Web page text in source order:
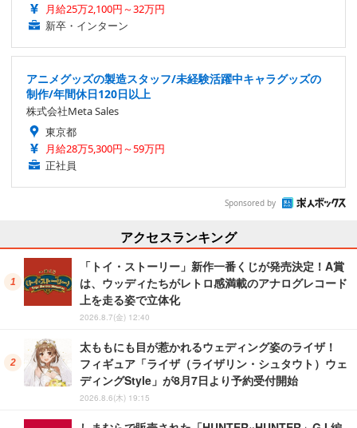
月給25万2,100円～32万円
新卒・インターン
アニメグッズの製造スタッフ/未経験活躍中キャラグッズの
制作/年間休日120日以上
株式会社Meta Sales
東京都
月給28万5,300円～59万円
正社員
Sponsored by
アクセスランキング
「トイ・ストーリー」新作一番くじが発売決定！A賞
は、ウッディたちがレトロ感満載のアナログレコード
上を走る姿で立体化
2026.8.7(金) 12:40
太ももにも目が惹かれるウェディング姿のライザ！
フィギュア「ライザ（ライザリン・シュタウト）ウェ
ディングStyle」が8月7日より予約受付開始
2026.8.6(木) 19:15